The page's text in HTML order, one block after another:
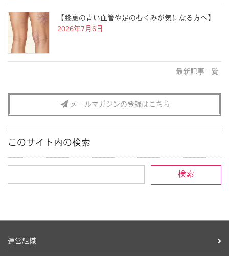
【膝裏の青い血管や足のむくみが気になる方へ】
2026年7月6日
最新記事一覧
メールマガジンの登録はこちら
このサイト内の検索
運営組織